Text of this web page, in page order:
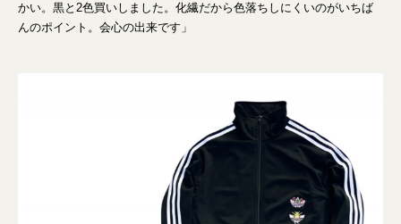
かい。黒と2色買いしました。化繊だから色落ちしにくいのがいちば
んのポイント。会心の出来です」